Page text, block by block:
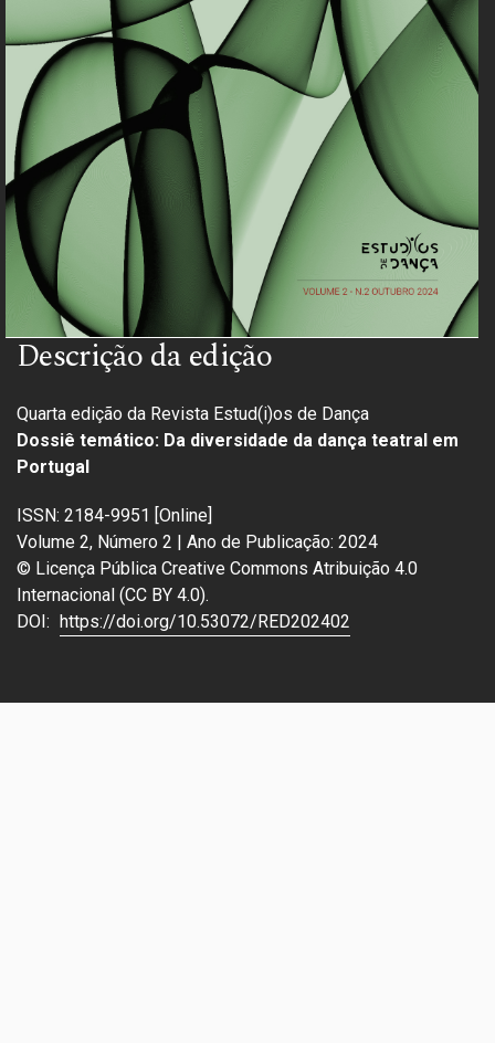
Descrição da edição
Quarta edição da Revista Estud(i)os de Dança
Dossiê temático: Da diversidade da dança teatral em
Portugal
ISSN: 2184-9951 [Online]
Volume 2, Número 2 | Ano de Publicação: 2024
© Licença Pública Creative Commons Atribuição 4.0
Internacional (CC BY 4.0).
DOI: https://doi.org/10.53072/RED202402